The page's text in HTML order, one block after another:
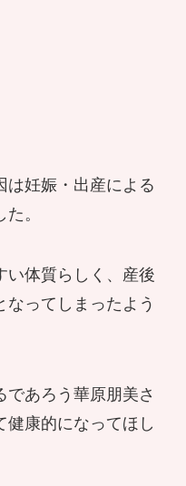
は妊娠・出産による
。
い体質らしく、産後
ってしまったよう
であろう華原朋美さ
健康的になってほし